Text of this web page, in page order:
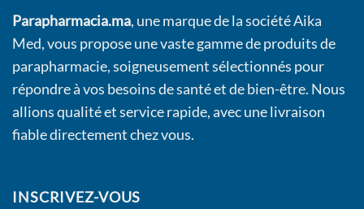
Parapharmacia.ma, une marque de la société Aika
Med, vous propose une vaste gamme de produits de
parapharmacie, soigneusement sélectionnés pour
répondre à vos besoins de santé et de bien-être. Nous
allions qualité et service rapide, avec une livraison
fiable directement chez vous.
INSCRIVEZ-VOUS